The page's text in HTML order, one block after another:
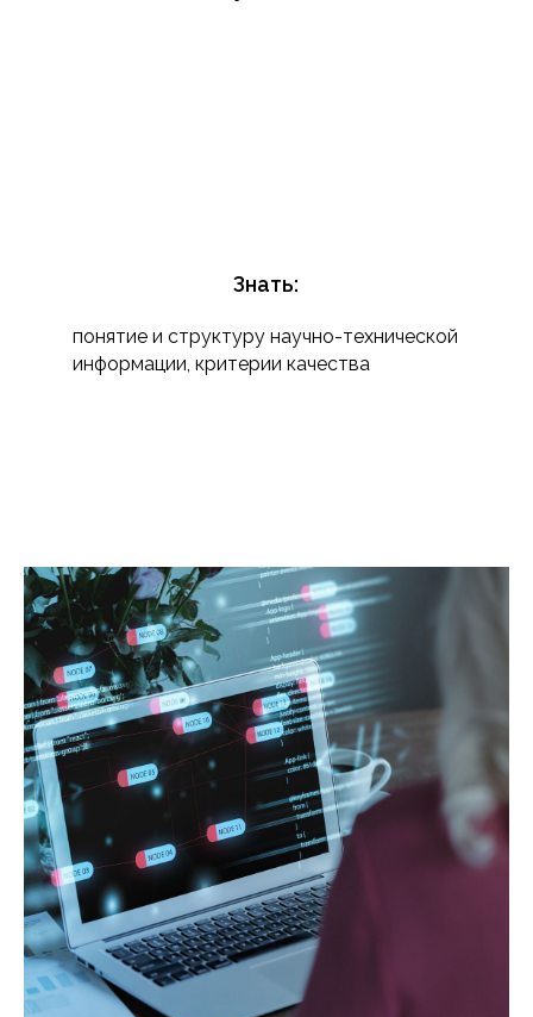
Знать:
понятие и структуру научно-технической
информации, критерии качества